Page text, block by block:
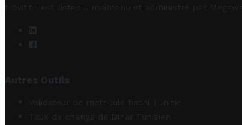
trovit.tn est détenu, maintenu et administré par
Autres Outils
Validateur de matricule fiscal Tunisie
Taux de change de Dinar Tunisien